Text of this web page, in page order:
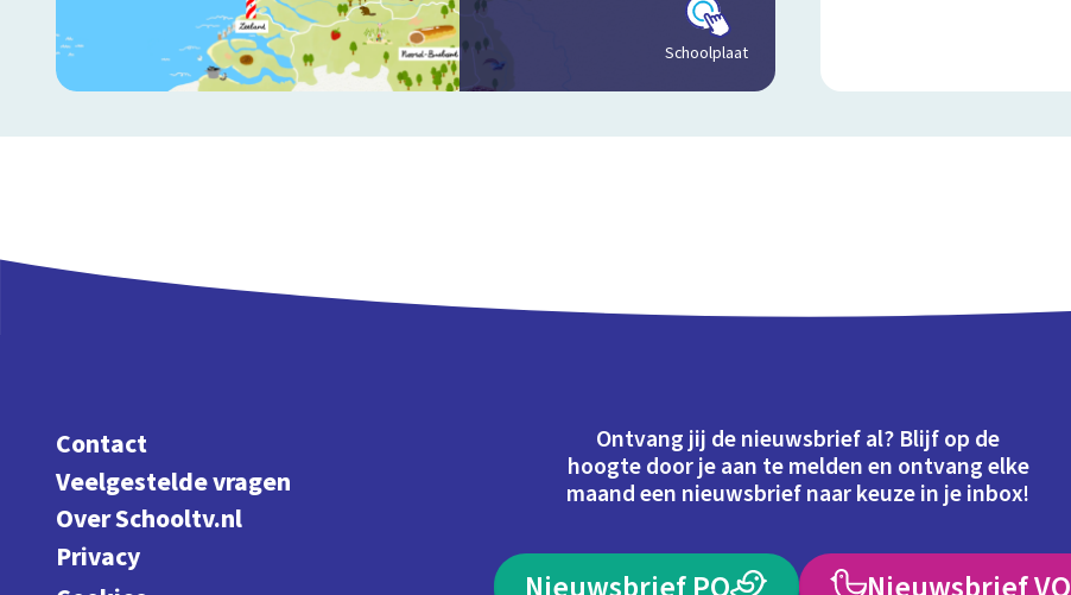
Schoolplaat
Contact
Veelgestelde vragen
Over Schooltv.nl
Privacy
Ontvang jij de nieuwsbrief al? Blijf op de
hoogte door je aan te melden en ontvang elke
maand een nieuwsbrief naar keuze in je inbox!